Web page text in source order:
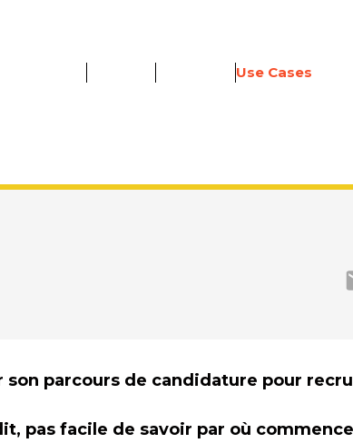
Use Cases
son parcours de candidature pour
pas facile de savoir par où